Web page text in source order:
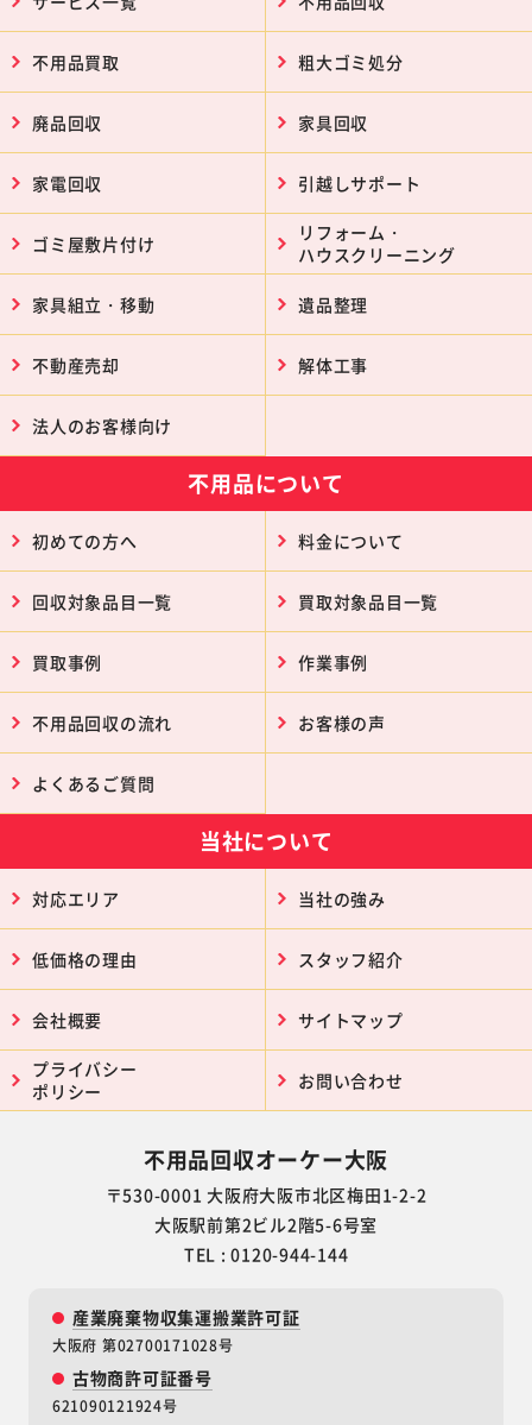
不用品買取 粗大ゴミ処分
廃品回収 家具回収
家電回収 引越しサポート
ゴミ屋敷片付け
リフォーム・
ハウスクリーニング
家具組立・移動 遺品整理
不動産売却 解体工事
法人のお客様向け
不用品について
初めての方へ 料金について
回収対象品目一覧 買取対象品目一覧
買取事例 作業事例
不用品回収の流れ お客様の声
よくあるご質問
当社について
対応エリア 当社の強み
低価格の理由 スタッフ紹介
会社概要 サイトマップ
プライバシー
ポリシー
お問い合わせ
不用品回収オーケー大阪
〒530-0001 大阪府大阪市北区梅田1-2-2
大阪駅前第2ビル2階5-6号室
TEL : 0120-944-144
産業廃棄物収集運搬業許可証
大阪府 第02700171028号
古物商許可証番号
621090121924号